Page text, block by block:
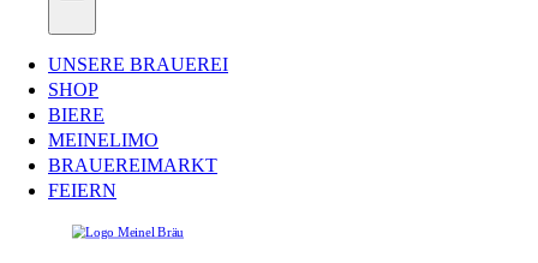
UNSERE BRAUEREI
SHOP
BIERE
MEINELIMO
BRAUEREIMARKT
FEIERN